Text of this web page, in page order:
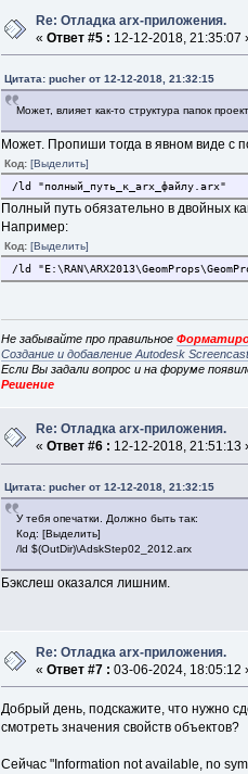
Re: Отладка arx-приложения.
« Ответ #5 : 12-12-2018, 21:35:07
Цитата: pucher от 12-12-2018, 21:32:15
Может, влияет как-то структура папок
Может. Пропиши тогда в явном виде с
Код: [Выделить]
/ld "полный_путь_к_arx_файлу.arx"
Полный путь обязательно в двойных
Например:
Код: [Выделить]
/ld
Не забывайте про правильное
Создание и добавление Autodesk
Если Вы задали вопрос и на форуме
Решение
Re: Отладка arx-приложения.
« Ответ #6 : 12-12-2018, 21:51:13
Цитата: pucher от 12-12-2018, 21:32:15
У тебя опечатки. Должно быть так:
Код: [Выделить]
/ld $(OutDir)\AdskStep02_2012.arx
Бэкслеш оказался лишним.
Re: Отладка arx-приложения.
« Ответ #7 : 03-06-2024, 18:05:12
Добрый день, подскажите, что нужно
смотреть значения свойств объектов?
Сейчас "Information not available, no